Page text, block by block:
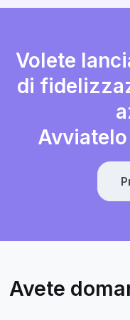
Volete
di
Avete